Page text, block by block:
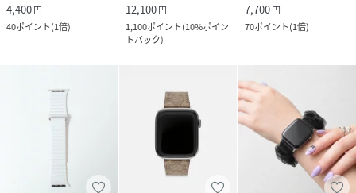
4,400円
40ポイント(1倍)
12,100円
1,100ポイント(10%ポイン
トバック)
7,700円
70ポイント(1倍)